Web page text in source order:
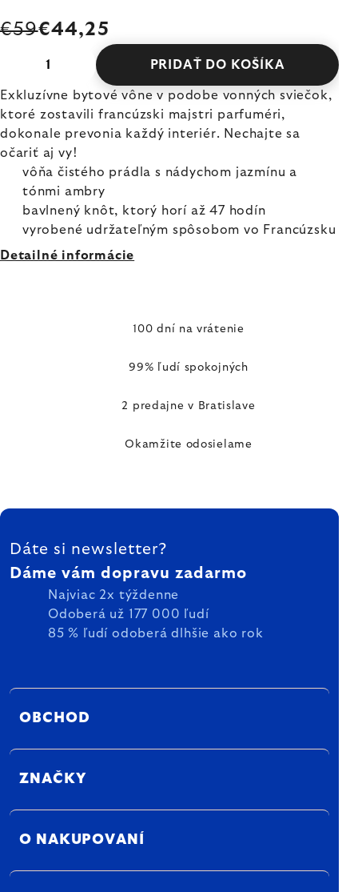
€59€44,25
PRIDAŤ DO KOŠÍKA
Exkluzívne bytové vône v podobe vonných sviečok,
ktoré zostavili francúzski majstri parfuméri,
dokonale prevonia každý interiér. Nechajte sa
očariť aj vy!
vôňa čistého prádla s nádychom jazmínu a
tónmi ambry
bavlnený knôt, ktorý horí až 47 hodín
vyrobené udržateľným spôsobom vo Francúzsku
Detailné informácie
100 dní na vrátenie
99% ľudí spokojných
2 predajne v Bratislave
Okamžite odosielame
ZÁPÄTIE
Dáte si newsletter?
Dáme vám dopravu zadarmo
Najviac 2x týždenne
Odoberá už 177 000 ľudí
85 % ľudí odoberá dlhšie ako rok
OBCHOD
ZNAČKY
O NAKUPOVANÍ